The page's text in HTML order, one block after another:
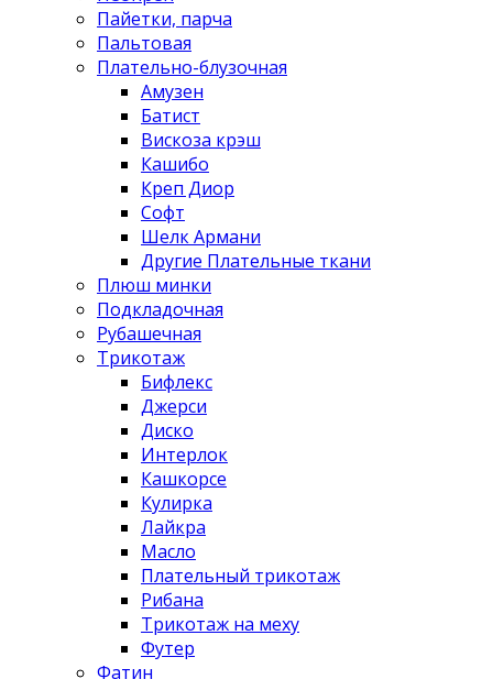
Пайетки, парча
Пальтовая
Плательно-блузочная
Амузен
Батист
Вискоза крэш
Кашибо
Креп Диор
Софт
Шелк Армани
Другие Плательные ткани
Плюш минки
Подкладочная
Рубашечная
Трикотаж
Бифлекс
Джерси
Диско
Интерлок
Кашкорсе
Кулирка
Лайкра
Масло
Плательный трикотаж
Рибана
Трикотаж на меху
Футер
Фатин